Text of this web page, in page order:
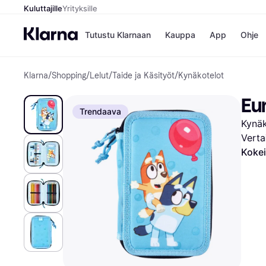
KuluttajilleYrityksille
Tutustu Klarnaan Kauppa
Kaupat
Gigantti
H&M
Peten
Wolt
App Ohje
Klarna/Shopping/Lelut/Taide ja Käsityöt/Kynäkotelot
Trendaava